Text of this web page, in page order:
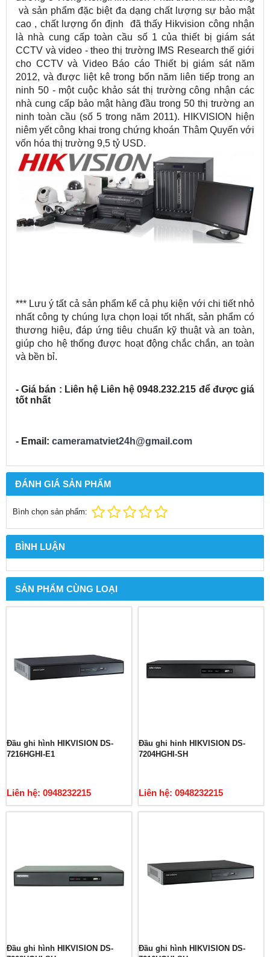
và sản phẩm đặc biệt đa dạng chất lượng sự bảo mật
cao , chất lượng ổn định đã thấy Hikvision công nhận
là nhà cung cấp toàn cầu số 1 của thiết bị giám sát
CCTV và video - theo thị trường IMS Research thế giới
cho CCTV và Video Báo cáo Thiết bị giám sát năm
2012, và được liệt kê trong bốn năm liên tiếp trong an
ninh 50 - một cuộc khảo sát thị trường công nhận các
nhà cung cấp bảo mật hàng đầu trong 50 thị trường an
ninh toàn cầu (số 5 trong năm 2011). HIKVISION hiện
niêm yết công khai trong chứng khoán Thâm Quyến với
vốn hóa thị trường 9,5 tỷ USD.
*** Lưu ý tất cả sản phẩm kể cả phụ kiện với chi tiết nhỏ
nhất công ty chúng lựa chọn loại tốt nhất, sản phẩm có
thương hiệu, đáp ứng tiêu chuẩn kỹ thuật và an toàn,
giúp cho hệ thống được hoạt động chắc chắn, an toàn
và bền bỉ.
- Giá bán : Liên hệ Liên hệ 0948.232.215 để được giá
tốt nhất
- Email: cameramatviet24h@gmail.com
ĐÁNH GIÁ SẢN PHẨM
Bình chọn sản phẩm:
BÌNH LUẬN
SẢN PHẨM CÙNG LOẠI
Đầu ghi hình HIKVISION DS-
7216HGHI-E1
Liên hệ: 0948232215
Đầu ghi hinh HIKVISION DS-
7204HGHI-SH
Liên hệ: 0948232215
Đầu ghi hình HIKVISION DS-
Đầu ghi hình HIKVISION DS-